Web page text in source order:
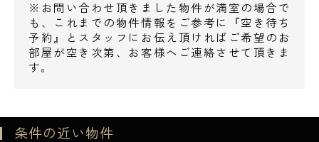
※お問い合わせ頂きました物件が満室の場合で
も、これまでの物件情報をご参考に『空き待ち
予約』とスタッフにお伝え頂ければご希望のお
部屋が空き次第、お客様へご連絡させて頂きま
す。
条件の近い物件